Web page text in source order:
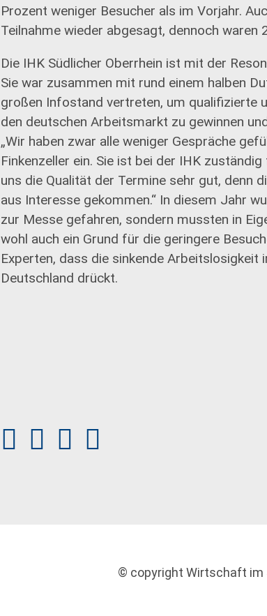
Prozent weniger Besucher als im Vorjahr.
Teilnahme wieder abgesagt, dennoch waren
Die IHK Südlicher Oberrhein ist mit der
Sie war zusammen mit rund einem halben
großen Infostand vertreten, um qualifizierte
den deutschen Arbeitsmarkt zu gewinnen
„Wir haben zwar alle weniger Gespräche
Finkenzeller ein. Sie ist bei der IHK
uns die Qualität der Termine sehr gut, denn
aus Interesse gekommen.“ In diesem Jahr
zur Messe gefahren, sondern mussten in
wohl auch ein Grund für die geringere
Experten, dass die sinkende
Deutschland drückt.
© copyright Wirtschaft im